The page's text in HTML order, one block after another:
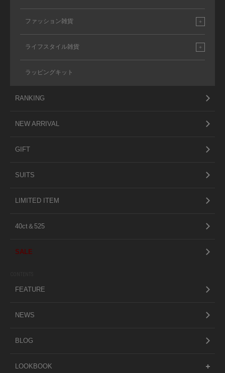
ファッション雑貨
ライフスタイル雑貨
ラッピングキット
RANKING
NEW ARRIVAL
GIFT
SUITS
LIMITED ITEM
40ct＆525
SALE
FEATURE
NEWS
BLOG
LOOKBOOK